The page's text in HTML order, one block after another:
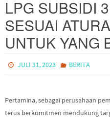
LPG SUBSIDI
SESUAI
UNTUK YANG
JULI 31, 2023 BERITA
Pertamina, sebagai perusahaan
terus berkomitmen mendukung